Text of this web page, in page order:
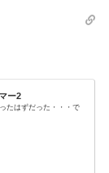
ー2
たはずだった・・・で